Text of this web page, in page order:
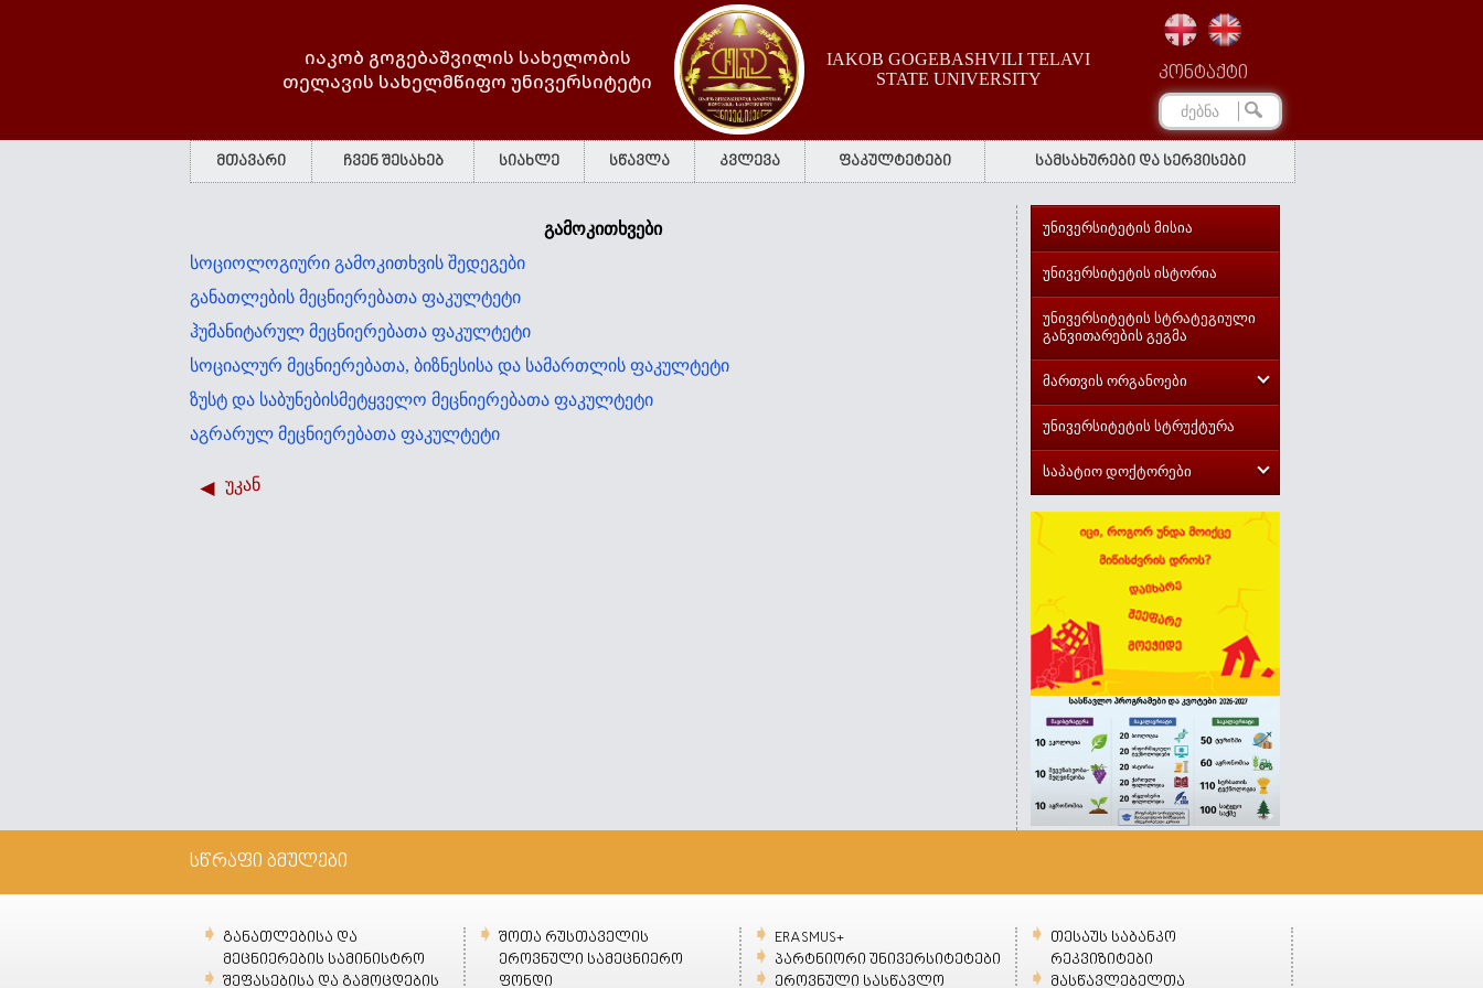
იაკობ გოგებაშვილის სახელობის
თელავის სახელმწიფო უნივერსიტეტი
IAKOB GOGEBASHVILI TELAVI
STATE UNIVERSITY
კონტაქტი
მთავარი ჩვენ შესახებ სიახლე სწავლა კვლევა ფაკულტეტები სამსახურები და სერვისები
გამოკითხვები
სოციოლოგიური გამოკითხვის შედეგები
განათლების მეცნიერებათა ფაკულტეტი
ჰუმანიტარულ მეცნიერებათა ფაკულტეტი
სოციალურ მეცნიერებათა, ბიზნესისა და სამართლის ფაკულტეტი
ზუსტ და საბუნებისმეტყველო მეცნიერებათა ფაკულტეტი
აგრარულ მეცნიერებათა ფაკულტეტი
უკან
უნივერსიტეტის მისია
უნივერსიტეტის ისტორია
უნივერსიტეტის სტრატეგიული
განვითარების გეგმა
მართვის ორგანოები
უნივერსიტეტის სტრუქტურა
საპატიო დოქტორები
სწრაფი ბმულები
განათლებისა და
მეცნიერების სამინისტრო
შეფასებისა და გამოცდების
შოთა რუსთაველის
ეროვნული სამეცნიერო
ფონდი
ERASMUS+
პარტნიორი უნივერსიტეტები
ეროვნული სასწავლო
თესაუს საბანკო
რეკვიზიტები
მასწავლებელთა